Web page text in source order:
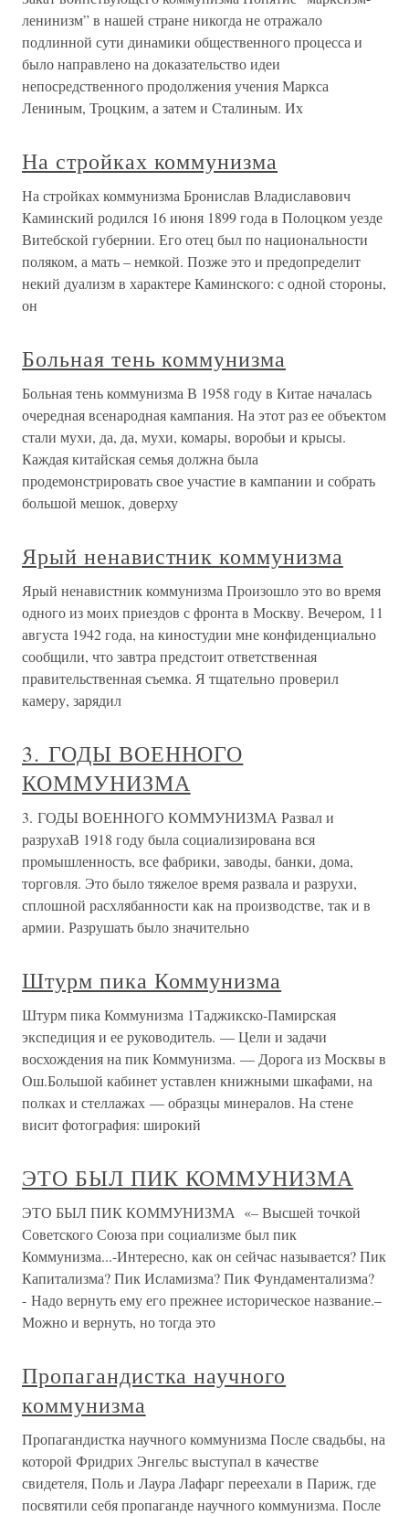
ленинизм” в нашей стране никогда не отражало
подлинной сути динамики общественного процесса и
было направлено на доказательство идеи
непосредственного продолжения учения Маркса
Лениным, Троцким, а затем и Сталиным. Их
На стройках коммунизма
На стройках коммунизма Бронислав Владиславович
Каминский родился 16 июня 1899 года в Полоцком уезде
Витебской губернии. Его отец был по национальности
поляком, а мать – немкой. Позже это и предопределит
некий дуализм в характере Каминского: с одной стороны,
он
Больная тень коммунизма
Больная тень коммунизма В 1958 году в Китае началась
очередная всенародная кампания. На этот раз ее объектом
стали мухи, да, да, мухи, комары, воробьи и крысы.
Каждая китайская семья должна была
продемонстрировать свое участие в кампании и собрать
большой мешок, доверху
Ярый ненавистник коммунизма
Ярый ненавистник коммунизма Произошло это во время
одного из моих приездов с фронта в Москву. Вечером, 11
августа 1942 года, на киностудии мне конфиденциально
сообщили, что завтра предстоит ответственная
правительственная съемка. Я тщательно проверил
камеру, зарядил
3. ГОДЫ ВОЕННОГО
КОММУНИЗМА
3. ГОДЫ ВОЕННОГО КОММУНИЗМА Развал и
разрухаВ 1918 году была социализирована вся
промышленность, все фабрики, заводы, банки, дома,
торговля. Это было тяжелое время развала и разрухи,
сплошной расхлябанности как на производстве, так и в
армии. Разрушать было значительно
Штурм пика Коммунизма
Штурм пика Коммунизма 1Таджикско-Памирская
экспедиция и ее руководитель. — Цели и задачи
восхождения на пик Коммунизма. — Дорога из Москвы в
Ош.Большой кабинет уставлен книжными шкафами, на
полках и стеллажах — образцы минералов. На стене
висит фотография: широкий
ЭТО БЫЛ ПИК КОММУНИЗМА
ЭТО БЫЛ ПИК КОММУНИЗМА «– Высшей точкой
Советского Союза при социализме был пик
Коммунизма...-Интересно, как он сейчас называется? Пик
Капитализма? Пик Исламизма? Пик Фундаментализма?
- Надо вернуть ему его прежнее историческое название.–
Можно и вернуть, но тогда это
Пропагандистка научного
коммунизма
Пропагандистка научного коммунизма После свадьбы, на
которой Фридрих Энгельс выступал в качестве
свидетеля, Поль и Лаура Лафарг переехали в Париж, где
посвятили себя пропаганде научного коммунизма. После